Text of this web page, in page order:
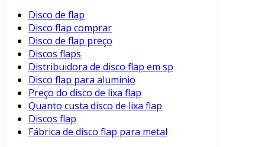
Disco de flap
Disco flap comprar
Disco de flap preço
Discos flaps
Distribuidora de disco flap em sp
Disco flap para aluminio
Preço do disco de lixa flap
Quanto custa disco de lixa flap
Discos flap
Fábrica de disco flap para metal